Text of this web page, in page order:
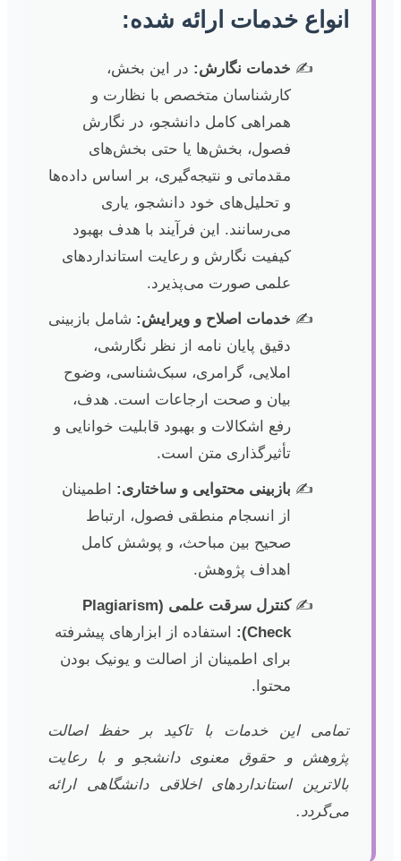
انواع خدمات ارائه شده:
خدمات نگارش: در این بخش،
کارشناسان متخصص با نظارت و
همراهی کامل دانشجو، در نگارش
فصول، بخش‌ها یا حتی بخش‌های
مقدماتی و نتیجه‌گیری، بر اساس داده‌ها
و تحلیل‌های خود دانشجو، یاری
می‌رسانند. این فرآیند با هدف بهبود
کیفیت نگارش و رعایت استانداردهای
علمی صورت می‌پذیرد.
خدمات اصلاح و ویرایش: شامل بازبینی
دقیق پایان نامه از نظر نگارشی،
املایی، گرامری، سبک‌شناسی، وضوح
بیان و صحت ارجاعات است. هدف،
رفع اشکالات و بهبود قابلیت خوانایی و
تأثیرگذاری متن است.
بازبینی محتوایی و ساختاری: اطمینان
از انسجام منطقی فصول، ارتباط
صحیح بین مباحث، و پوشش کامل
اهداف پژوهش.
کنترل سرقت علمی (Plagiarism
Check):
استفاده از ابزارهای پیشرفته
برای اطمینان از اصالت و یونیک بودن
محتوا.
تمامی این خدمات با تاکید بر حفظ اصالت
پژوهش و حقوق معنوی دانشجو و با رعایت
بالاترین استانداردهای اخلاقی دانشگاهی ارائه
می‌گردد.